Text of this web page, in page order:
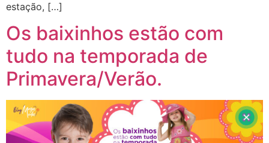
estação, […]
Os baixinhos estão com
tudo na temporada de
Primavera/Verão.